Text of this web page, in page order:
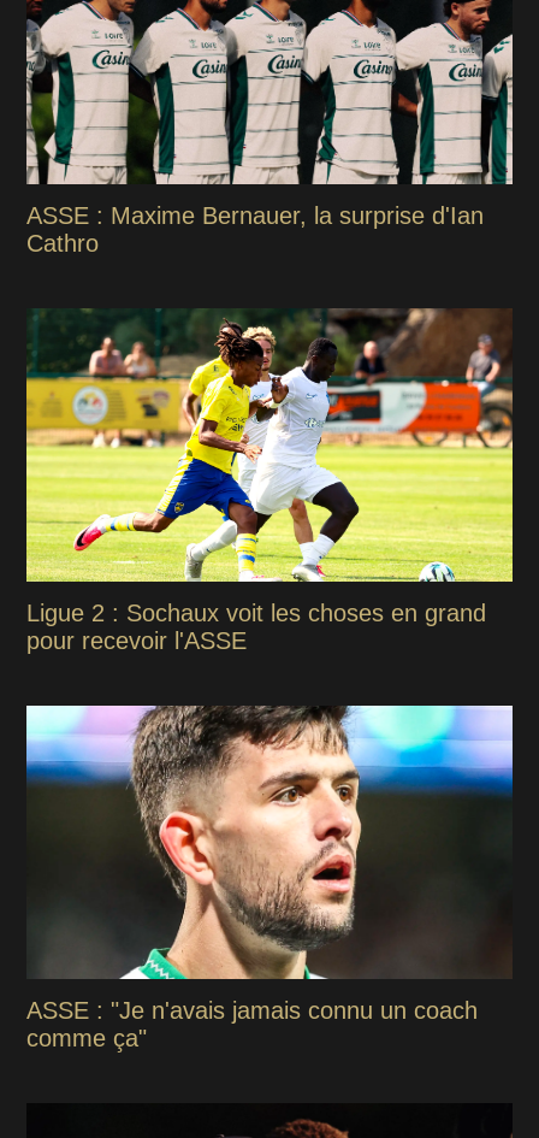
ASSE : Maxime Bernauer, la surprise d'Ian
Cathro
Ligue 2 : Sochaux voit les choses en grand
pour recevoir l'ASSE
ASSE : "Je n'avais jamais connu un coach
comme ça"